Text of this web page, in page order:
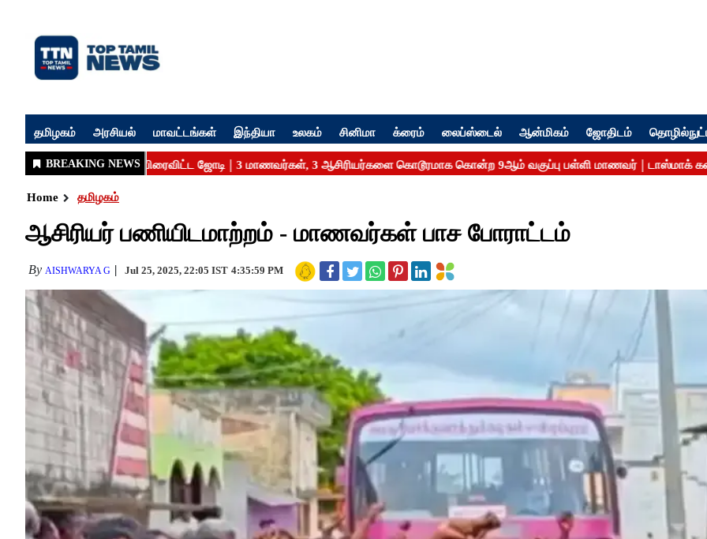
தமிழகம் அரசியல் மாவட்டங்கள் இந்தியா உலகம் சினிமா க்ரைம் லைப்ஸ்டைல் ஆன்மிகம் ஜோதிடம்
Home தமிழகம்
ஆசிரியர் பணியிடமாற்றம் - மாணவர்கள் பாச போராட்டம்
By AISHWARYA G Jul 25, 2025, 22:05 IST 4:35:59 PM